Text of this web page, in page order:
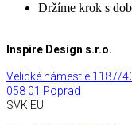
Držíme krok s
Inspire Design s.r.o.
Velické námestie 1187/
058 01 Poprad
SVK EU